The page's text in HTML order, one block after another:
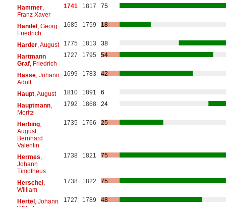
Hammer,
Franz Xaver
1741 1817 75
Händel, Georg
Friedrich
1685 1759 18
Harder, August 1775 1813
38
Hartmann
Graf, Friedrich
1727 1795 54
Hasse, Johann
Adolf
1699 1783 42
Haupt, August 1810 1891
6
Hauptmann,
Moritz
1792 1868 24
Herbing,
August
Bernhard
Valentin
1735 1766 25
Hermes
Johann
Timotheus
1738 1821 75
Herschel,
William
1738 1822 75
Hertel, Johann
1727 1789 48